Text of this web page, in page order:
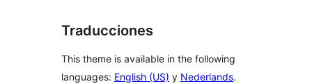
Traducciones
This theme is available in the following
languages: English (US) y Nederlands.